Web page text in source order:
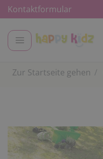
Kontaktformular
Zur Startseite gehen